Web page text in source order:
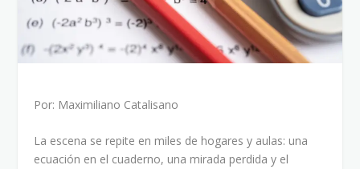
Por: Maximiliano Catalisano
La escena se repite en miles de hogares y aulas: una
ecuación en el cuaderno, una mirada perdida y el